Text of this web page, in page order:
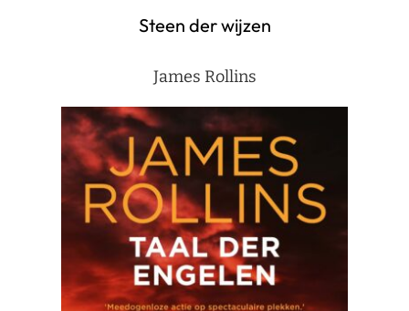
Steen der wijzen
James Rollins